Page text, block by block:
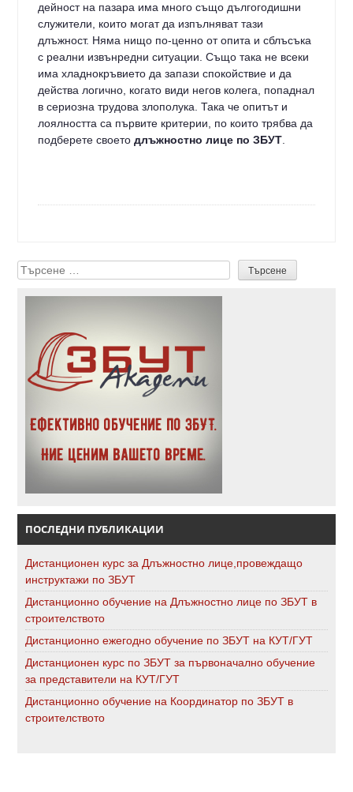
дейност на пазара има много също дългогодишни
служители, които могат да изпълняват тази
длъжност. Няма нищо по-ценно от опита и сблъсъка
с реални извънредни ситуации. Също така не всеки
има хладнокръвието да запази спокойствие и да
действа логично, когато види негов колега, попаднал
в сериозна трудова злополука. Така че опитът и
лоялността са първите критерии, по които трябва да
подберете своетодлъжностно лице по ЗБУТ
Търсене
ПОСЛЕДНИ ПУБЛИКАЦИИ
Дистанционен курс за Длъжностно лице,провеждащо
инструктажи по ЗБУТ
Дистанционно обучение на Длъжностно лице по ЗБУТ в
строителството
Дистанционно ежегодно обучение по ЗБУТ на КУТ/ГУТ
Дистанционен курс по ЗБУТ за първоначално обучение
за представители на КУТ/ГУТ
Дистанционно обучение на Координатор по ЗБУТ в
строителството